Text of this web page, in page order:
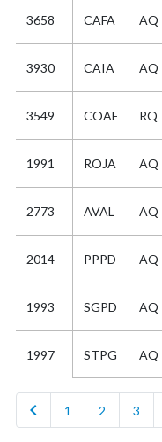
3658 CAFA AQ
3930 CAIA AQ
3549 COAE RQ
1991 ROJA AQ
2773 AVAL AQ
2014 PPPD AQ
1993 SGPD AQ
1997 STPG AQ
chevron_left 1 2 3